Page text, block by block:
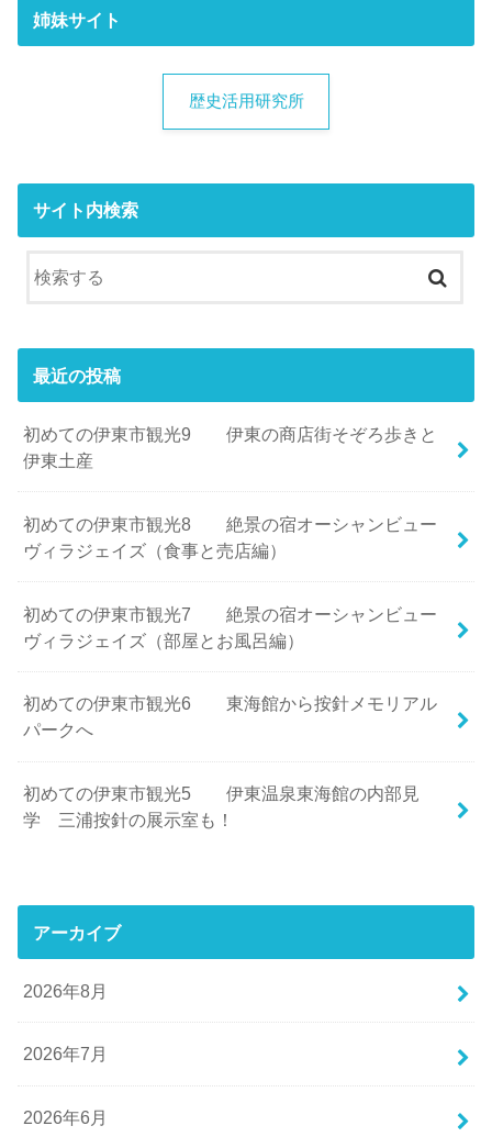
姉妹サイト
歴史活用研究所
サイト内検索
最近の投稿
初めての伊東市観光9 伊東の商店街そぞろ歩きと
伊東土産
初めての伊東市観光8 絶景の宿オーシャンビュー
ヴィラジェイズ（食事と売店編）
初めての伊東市観光7 絶景の宿オーシャンビュー
ヴィラジェイズ（部屋とお風呂編）
初めての伊東市観光6 東海館から按針メモリアル
パークへ
初めての伊東市観光5 伊東温泉東海館の内部見
学 三浦按針の展示室も！
アーカイブ
2026年8月
2026年7月
2026年6月